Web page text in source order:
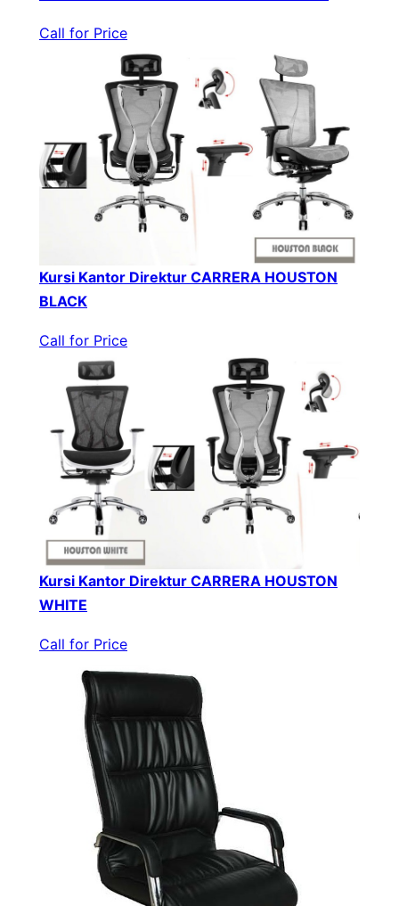
Call for Price
Kursi Kantor Direktur CARRERA HOUSTON
BLACK
Call for Price
Kursi Kantor Direktur CARRERA HOUSTON
WHITE
Call for Price